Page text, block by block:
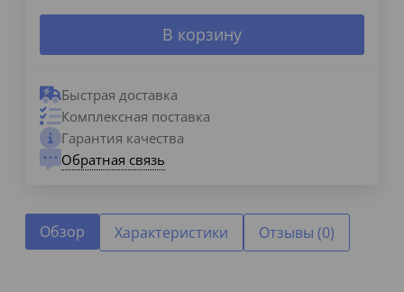
В корзину
Быстрая доставка
Комплексная поставка
Гарантия качества
Обратная связь
Обзор Характеристики Отзывы (0)